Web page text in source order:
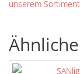
unserem